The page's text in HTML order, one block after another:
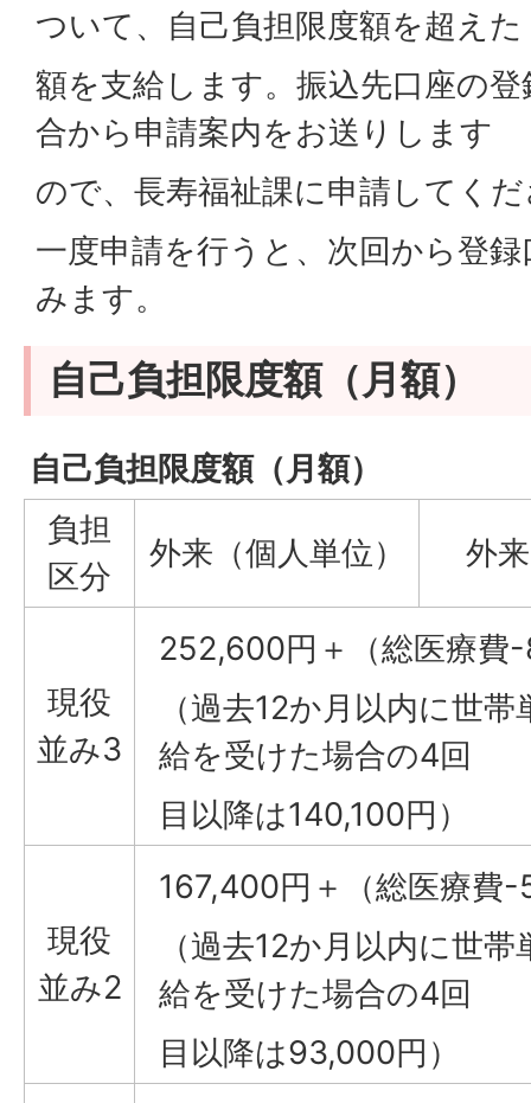
ついて、自己負担限度額を超えた
額を支給します。振込先口座の
合から申請案内をお送りします
ので、長寿福祉課に申請してく
一度申請を行うと、次回から登
みます。
自己負担限度額（月額）
自己負担限度額（月額）
負担
区分
外来（個人単位） 外
現役
並み3
252,600円＋（総医療費
（過去12か月以内に世
給を受けた場合の4回
目以降は140,100円）
現役
並み2
167,400円＋（総医療費
（過去12か月以内に世
給を受けた場合の4回
目以降は93,000円）